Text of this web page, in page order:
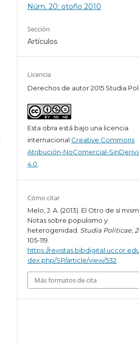
Núm. 20: otoño 2010
Sección
Artículos
Licencia
Derechos de autor 2015 Studia
Esta obra está bajo una licencia
internacional Creative Commons
Atribución-NoComercial-
4.0
Cómo citar
Melo, J. A. (2013). El Otro de sí
Notas sobre populismo y
heterogenidad. Studia Politicae,
105-119.
https://
dex.php/SP/article/view/532
Más formatos de cita